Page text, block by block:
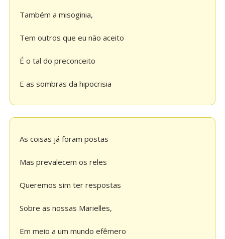
Também a misoginia,
Tem outros que eu não aceito
É o tal do preconceito
E as sombras da hipocrisia
As coisas já foram postas
Mas prevalecem os reles
Queremos sim ter respostas
Sobre as nossas Marielles,
Em meio a um mundo efêmero